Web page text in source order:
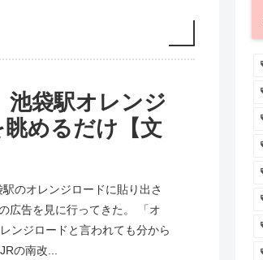
池袋駅オレンジ
めるだけ【文
のオレンジロードに貼り出さ
広告を見に行ってきた。 「オ
ンジロードと言われても分から
の南改...